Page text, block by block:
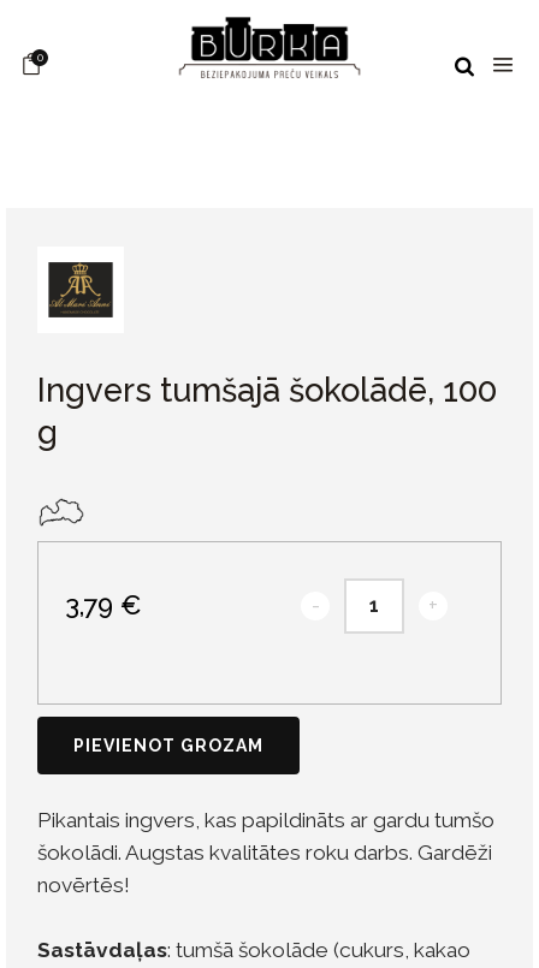
0
Ingvers tumšajā šokolādē, 100
g
3,79 € - +
PIEVIENOT GROZAM
Pikantais ingvers, kas papildināts ar gardu tumšo
šokolādi. Augstas kvalitātes roku darbs. Gardēži
novērtēs!
Sastāvdaļas: tumšā šokolāde (cukurs, kakao